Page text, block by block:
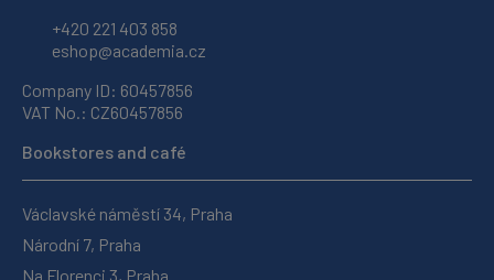
+420 221 403 858
eshop@academia.cz
Company ID: 60457856
VAT No.: CZ60457856
Bookstores and café
Václavské náměstí 34, Praha
Národní 7, Praha
Na Florenci 3, Praha